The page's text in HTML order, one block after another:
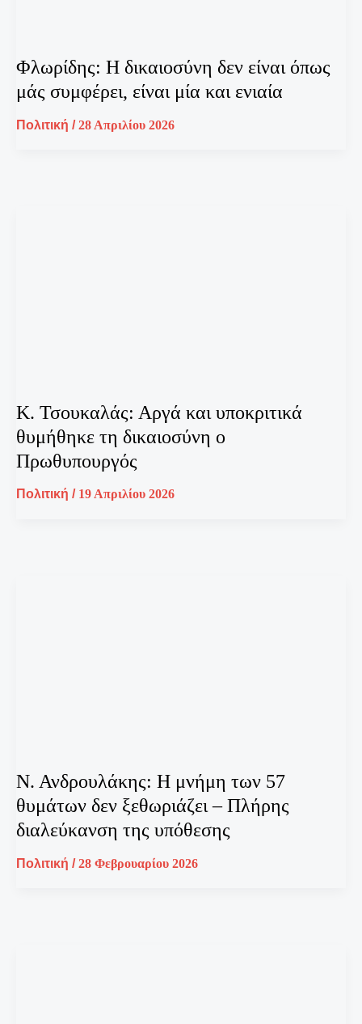
Φλωρίδης: Η δικαιοσύνη δεν είναι όπως
μάς συμφέρει, είναι μία και ενιαία
Πολιτική /28 Απριλίου 2026
Κ. Τσουκαλάς: Αργά και υποκριτικά
θυμήθηκε τη δικαιοσύνη ο
Πρωθυπουργός
Πολιτική / 19 Απριλίου 2026
Ν. Ανδρουλάκης: Η μνήμη των 57
θυμάτων δεν ξεθωριάζει – Πλήρης
διαλεύκανση της υπόθεσης
Πολιτική /28 Φεβρουαρίου 2026